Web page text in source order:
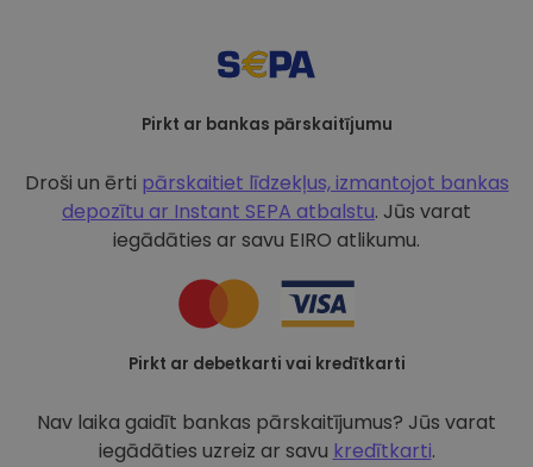
Pirkt ar bankas pārskaitījumu
Droši un ērti pārskaitiet līdzekļus, izmantojot bankas
depozītu ar Instant SEPA atbalstu. Jūs varat
iegādāties ar savu EIRO atlikumu.
Pirkt ar debetkarti vai kredītkarti
Nav laika gaidīt bankas pārskaitījumus? Jūs varat
iegādāties uzreiz ar savu kredītkarti.